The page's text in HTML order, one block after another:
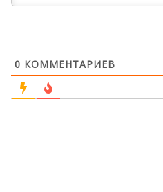
0 КОММЕНТАРИЕВ